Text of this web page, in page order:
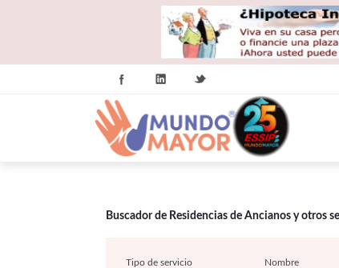
Buscador de Residencias de Ancianos y otros
Tipo de servicio Nombre